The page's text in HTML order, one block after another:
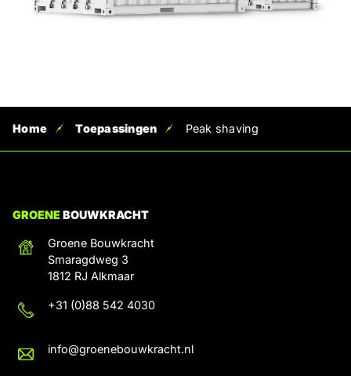
Home Toepassingen Peak shaving
GROENEBOUWKRACHT
Groene Bouwkracht
Smaragdweg 3
1812 RJ Alkmaar
+31 (0)88 542 4030
info@groenebouwkracht.nl